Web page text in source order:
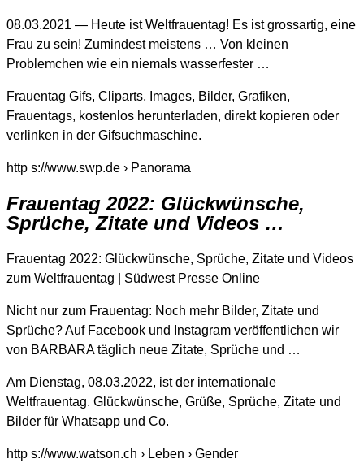
08.03.2021 — Heute ist Weltfrauentag! Es ist grossartig, eine
Frau zu sein! Zumindest meistens … Von kleinen
Problemchen wie ein niemals wasserfester …
Frauentag Gifs, Cliparts, Images, Bilder, Grafiken,
Frauentags, kostenlos herunterladen, direkt kopieren oder
verlinken in der Gifsuchmaschine.
http s://www.swp.de › Panorama
Frauentag 2022: Glückwünsche,
Sprüche, Zitate und Videos …
Frauentag 2022: Glückwünsche, Sprüche, Zitate und Videos
zum Weltfrauentag | Südwest Presse Online
Nicht nur zum Frauentag: Noch mehr Bilder, Zitate und
Sprüche? Auf Facebook und Instagram veröffentlichen wir
von BARBARA täglich neue Zitate, Sprüche und …
Am Dienstag, 08.03.2022, ist der internationale
Weltfrauentag. Glückwünsche, Grüße, Sprüche, Zitate und
Bilder für Whatsapp und Co.
http s://www.watson.ch › Leben › Gender